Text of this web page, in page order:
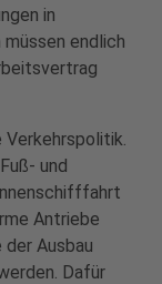
in
endlich
Verkehrspolitik.
und
Antriebe
Ausbau
Dafür